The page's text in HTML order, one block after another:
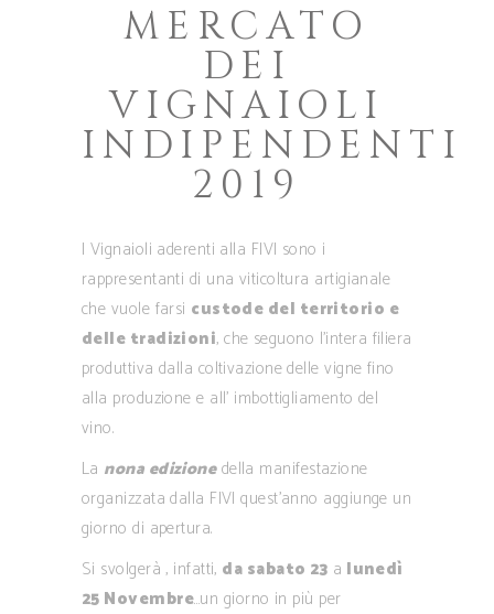
MERCATO
DEI
VIGNAIOLI
INDIPENDENTI
2019
I Vignaioli aderenti alla FIVI sono i
rappresentanti di una viticoltura artigianale
che vuole farsi custode del territorio e
delle tradizioni, che seguono l’intera filiera
produttiva dalla coltivazione delle vigne fino
alla produzione e all’ imbottigliamento del
vino.
La nona edizionedella manifestazione
organizzata dalla FIVI quest’anno aggiunge un
giorno di apertura.
Si svolgerà , infatti, da sabato 23 a lunedì
25 Novembre…un giorno in più per